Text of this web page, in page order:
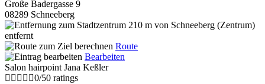
Große Badergasse 9
08289 Schneeberg
210 m von Schneeberg (Zentrum)
entfernt
Route
Bearbeiten
Salon hairpoint Jana Keßler
0/50 ratings